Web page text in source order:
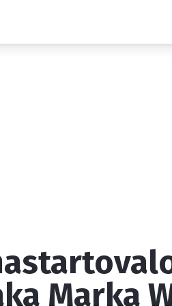
Provozovatelem serveru
Marka